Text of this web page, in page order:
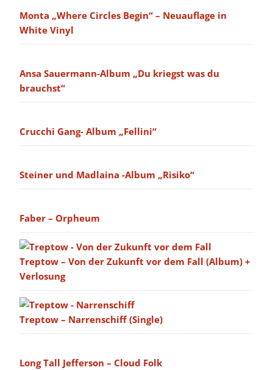
Monta „Where Circles Begin“ – Neuauflage in
White Vinyl
Ansa Sauermann-Album „Du kriegst was du
brauchst“
Crucchi Gang- Album „Fellini“
Steiner und Madlaina -Album „Risiko“
Faber – Orpheum
Treptow – Von der Zukunft vor dem Fall (Album) +
Verlosung
Treptow – Narrenschiff (Single)
Long Tall Jefferson – Cloud Folk